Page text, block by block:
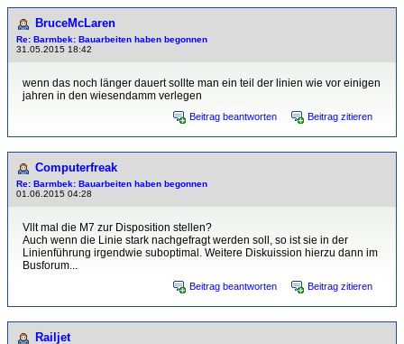
BruceMcLaren
Re: Barmbek: Bauarbeiten haben begonnen
31.05.2015 18:42
wenn das noch länger dauert sollte man ein teil der linien wie vor einigen
jahren in den wiesendamm verlegen
Beitrag beantworten Beitrag zitieren
Computerfreak
Re: Barmbek: Bauarbeiten haben begonnen
01.06.2015 04:28
Vllt mal die M7 zur Disposition stellen?
Auch wenn die Linie stark nachgefragt werden soll, so ist sie in der
Linienführung irgendwie suboptimal. Weitere Diskuission hierzu dann im
Busforum...
Beitrag beantworten Beitrag zitieren
Railjet